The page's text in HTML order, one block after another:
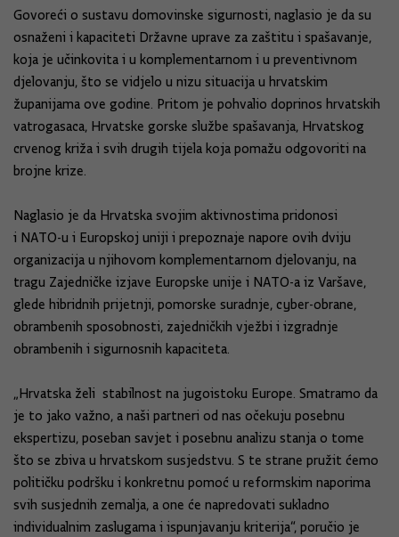
Govoreći o sustavu domovinske sigurnosti, naglasio je da su
osnaženi i kapaciteti Državne uprave za zaštitu i spašavanje,
koja je učinkovita i u komplementarnom i u preventivnom
djelovanju, što se vidjelo u nizu situacija u hrvatskim
županijama ove godine. Pritom je pohvalio doprinos hrvatskih
vatrogasaca, Hrvatske gorske službe spašavanja, Hrvatskog
crvenog križa i svih drugih tijela koja pomažu odgovoriti na
brojne krize.
Naglasio je da Hrvatska svojim aktivnostima pridonosi
i NATO-u i Europskoj uniji i prepoznaje napore ovih dviju
organizacija u njihovom komplementarnom djelovanju, na
tragu Zajedničke izjave Europske unije i NATO-a iz Varšave,
glede hibridnih prijetnji, pomorske suradnje, cyber-obrane,
obrambenih sposobnosti, zajedničkih vježbi i izgradnje
obrambenih i sigurnosnih kapaciteta.
„Hrvatska želi stabilnost na jugoistoku Europe. Smatramo da
je to jako važno, a naši partneri od nas očekuju posebnu
ekspertizu, poseban savjet i posebnu analizu stanja o tome
što se zbiva u hrvatskom susjedstvu. S te strane pružit ćemo
političku podršku i konkretnu pomoć u reformskim naporima
svih susjednih zemalja, a one će napredovati sukladno
individualnim zaslugama i ispunjavanju kriterija“, poručio je